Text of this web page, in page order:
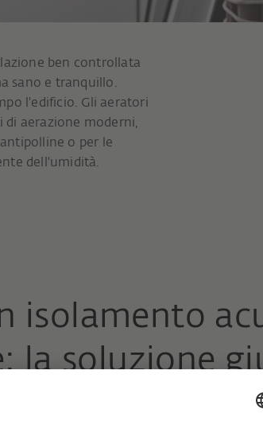
ben controllata
sano e tranquillo.
l'edificio. Gli aeratori
di aerazione moderni,
o per le
dell'umidità.
isolamento
la soluzione